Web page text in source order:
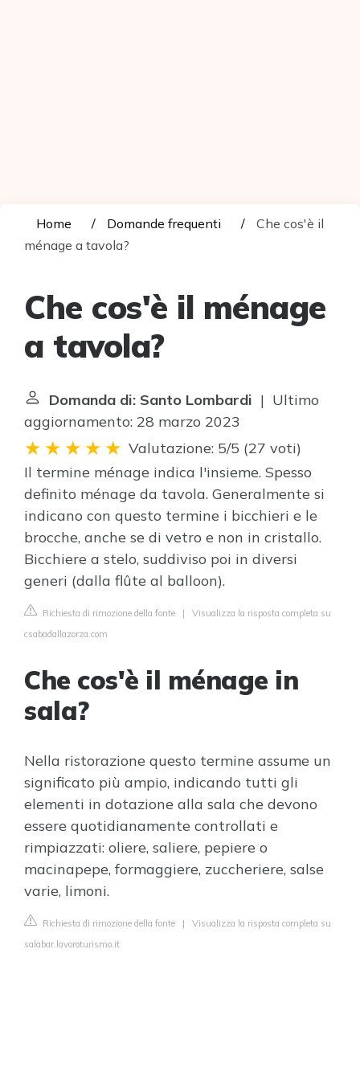
Home Domande frequenti
Che cos'è il
ménage a tavola?
Che cos'è il ménage
a tavola?
Domanda di: Santo Lombardi | Ultimo
aggiornamento: 28 marzo 2023
Valutazione: 5/5 (27 voti)
Il termine ménage indica l'insieme. Spesso
definito ménage da tavola. Generalmente si
indicano con questo termine i bicchieri e le
brocche, anche se di vetro e non in cristallo.
Bicchiere a stelo, suddiviso poi in diversi
generi (dalla flûte al balloon).
Richiesta di rimozione della fonte | Visualizza la risposta completa su
csabadallazorza.com
Che cos'è il ménage in
sala?
Nella ristorazione questo termine assume un
significato più ampio, indicando tutti gli
elementi in dotazione alla sala che devono
essere quotidianamente controllati e
rimpiazzati: oliere, saliere, pepiere o
macinapepe, formaggiere, zuccheriere, salse
varie, limoni.
Richiesta di rimozione della fonte | Visualizza la risposta completa su
salabar.lavoroturismo.it